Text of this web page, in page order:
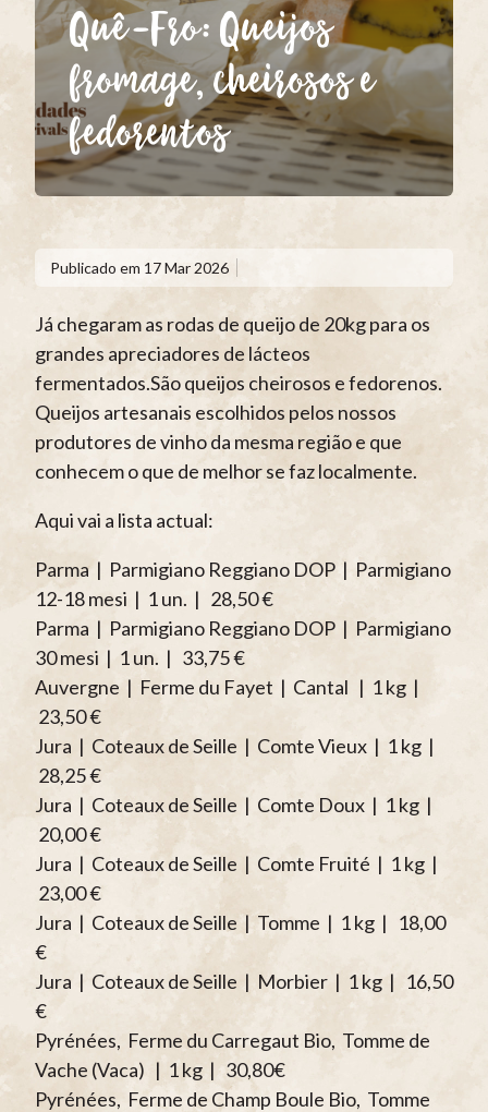
Quê-Fro: Queijos
fromage, cheirosos e
fedorentos
Publicado em 17 Mar 2026
Já chegaram as rodas de queijo de 20kg para os
grandes apreciadores de lácteos
fermentados.São queijos cheirosos e fedorenos.
Queijos artesanais escolhidos pelos nossos
produtores de vinho da mesma região e que
conhecem o que de melhor se faz localmente.
Aqui vai a lista actual:
Parma | Parmigiano Reggiano DOP | Parmigiano
12-18 mesi | 1 un. | 28,50 €
Parma | Parmigiano Reggiano DOP | Parmigiano
30 mesi | 1 un. | 33,75 €
Auvergne | Ferme du Fayet | Cantal | 1 kg |
23,50 €
Jura | Coteaux de Seille | Comte Vieux | 1 kg |
28,25 €
Jura | Coteaux de Seille | Comte Doux | 1 kg |
20,00 €
Jura | Coteaux de Seille | Comte Fruité | 1 kg |
23,00 €
Jura | Coteaux de Seille | Tomme | 1 kg | 18,00
€
Jura | Coteaux de Seille | Morbier | 1 kg | 16,50
€
Pyrénées, Ferme du Carregaut Bio, Tomme de
Vache (Vaca) | 1 kg | 30,80€
Pyrénées, Ferme de Champ Boule Bio, Tomme